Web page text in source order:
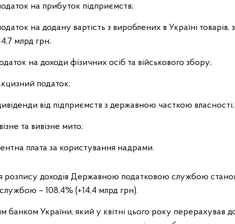
на прибуток підприємств;
на додану вартість з вироблених в Україні товарів,
млрд грн;
на доходи фізичних осіб та військового збору;
податок;
від підприємств з державною часткою власності;
та вивізне мито;
плата за користування надрами.
доходів Державною податковою службою
– 108,4% (+14,4 млрд грн).
банком України, який у квітні цього року